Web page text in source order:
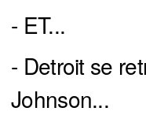
- ET...
- Detroit se
Johnson...